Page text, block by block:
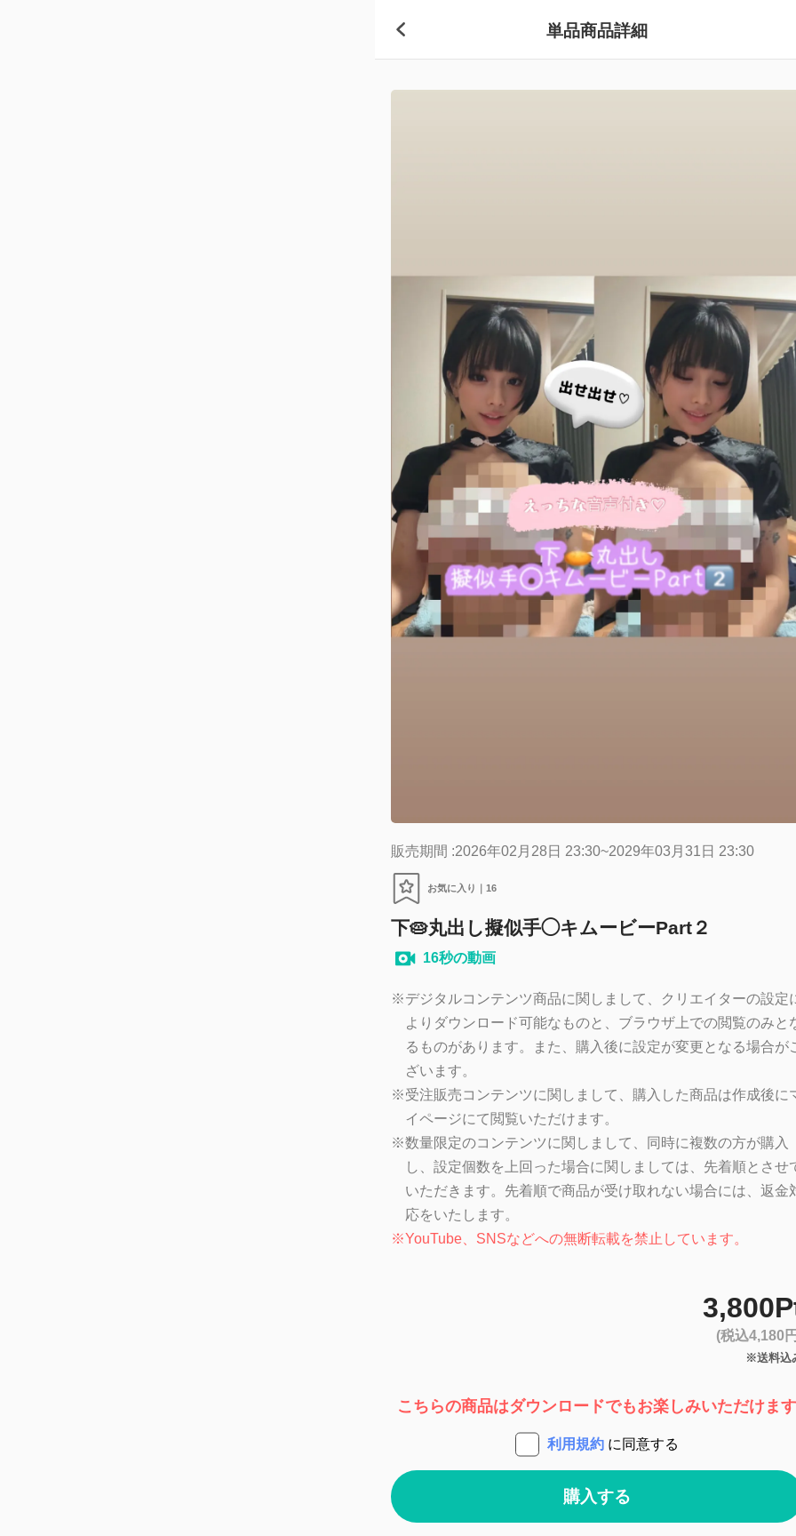
単品商品詳細
販売期間 :2026年02月28日 23:30~2029年03月31日 23:30
お気に入り｜ 16
下🥧丸出し擬似手◯キムービーPart２
16秒の動画
※デジタルコンテンツ商品に関しまして、クリエイターの設定
よりダウンロード可能なものと、ブラウザ上での閲覧のみと
るものがあります。また、購入後に設定が変更となる場合が
ざいます。
※受注販売コンテンツに関しまして、購入した商品は作成後に
イページにて閲覧いただけます。
※数量限定のコンテンツに関しまして、同時に複数の方が購入
し、設定個数を上回った場合に関しましては、先着順とさせ
いただきます。先着順で商品が受け取れない場合には、返金
応をいたします。
※YouTube、SNSなどへの無断転載を禁止しています。
(税込4,180
※送料込
こちらの商品はダウンロードでもお楽しみいただけます
利用規約 に同意する
購入する